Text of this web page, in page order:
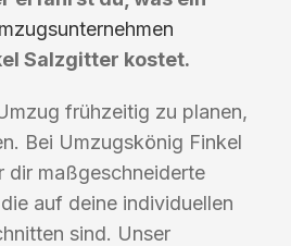
Salzgitter kostet.
frühzeitig zu planen,
Bei Umzugskönig Finkel
dir maßgeschneiderte
auf deine individuellen
sind. Unser